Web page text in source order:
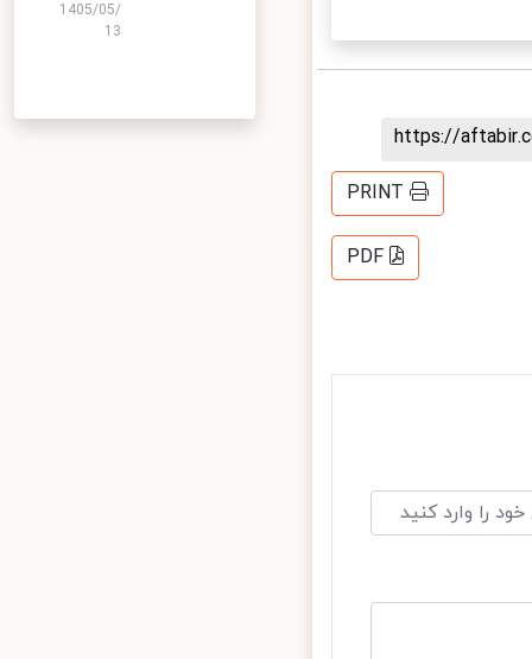
https://
PRINT
PDF
1405/05/
13